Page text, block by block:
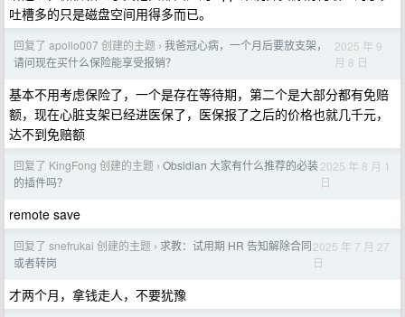
吐槽多的只是磁盘空间用得多而已。
回复了 apollo007 创建的主题 › 我爸冠心病，一个月后要放支架，
请问现在买什么保险能享受报销？
2025 年 9
月 8 日
基本不用考虑保险了，一个是存在等待期，第二个是大部分都有免赔
额，现在心脏支架已经进医保了，医保报了之后的价格也就几千元，
达不到免赔额
回复了 KingFong 创建的主题 › Obsidian 大家有什么推荐的必装
的插件吗？
2025 年 8 月 1
日
remote save
回复了 snefrukai 创建的主题 › 求教：试用期 HR 告知解除合同
或者转岗
2025 年 7 月 27
日
才两个月，拿钱走人，不要犹豫